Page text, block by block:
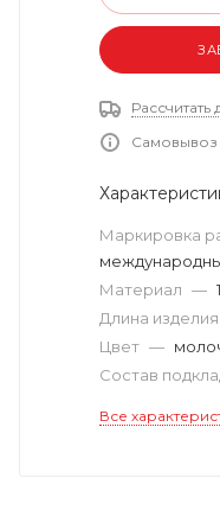
Рассчитать
Самовывоз
Маркировка
Материал —
Длина изделия
Цвет —
Состав
Все